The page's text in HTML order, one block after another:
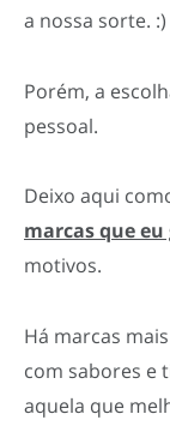
a nossa sorte. :)
Porém, a
pessoal.
Deixo aqui
marcas que
motivos.
Há marcas
com sabores e
aquela que